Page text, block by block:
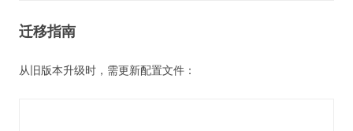
迁移指南
从旧版本升级时，需更新配置文件：